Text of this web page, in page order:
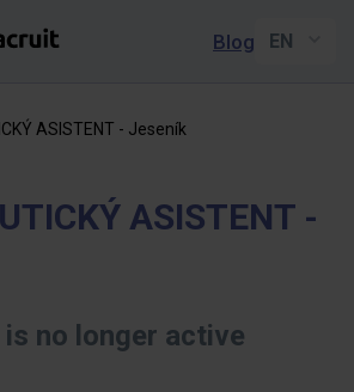
Blog
ASISTENT - Jeseník
ASISTENT -
no longer active